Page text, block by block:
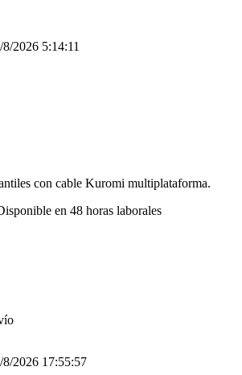
2026 5:14:11
con cable Kuromi multiplataforma.
en 48 horas laborales
8/2026 17:55:57